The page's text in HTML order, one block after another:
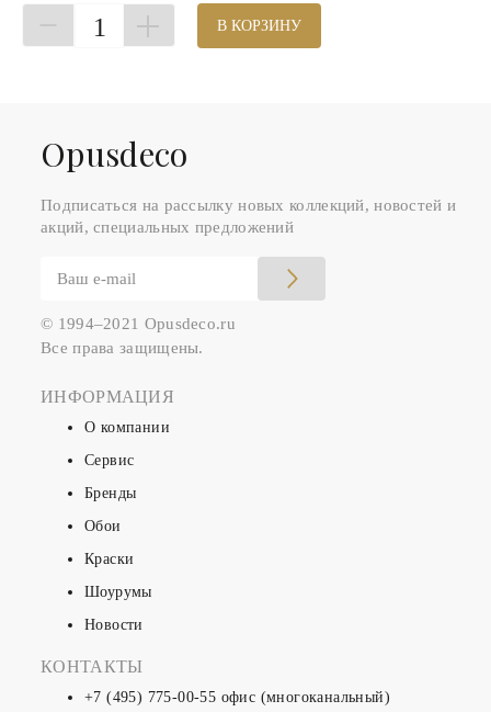
1 В КОРЗИНУ
Оpusdeco
Подписаться на рассылку новых коллекций, новостей и
акций, специальных предложений
© 1994–2021 Opusdeco.ru
Все права защищены.
ИНФОРМАЦИЯ
О компании
Сервис
Бренды
Обои
Краски
Шоурумы
Новости
КОНТАКТЫ
+7 (495) 775-00-55 офис (многоканальный)